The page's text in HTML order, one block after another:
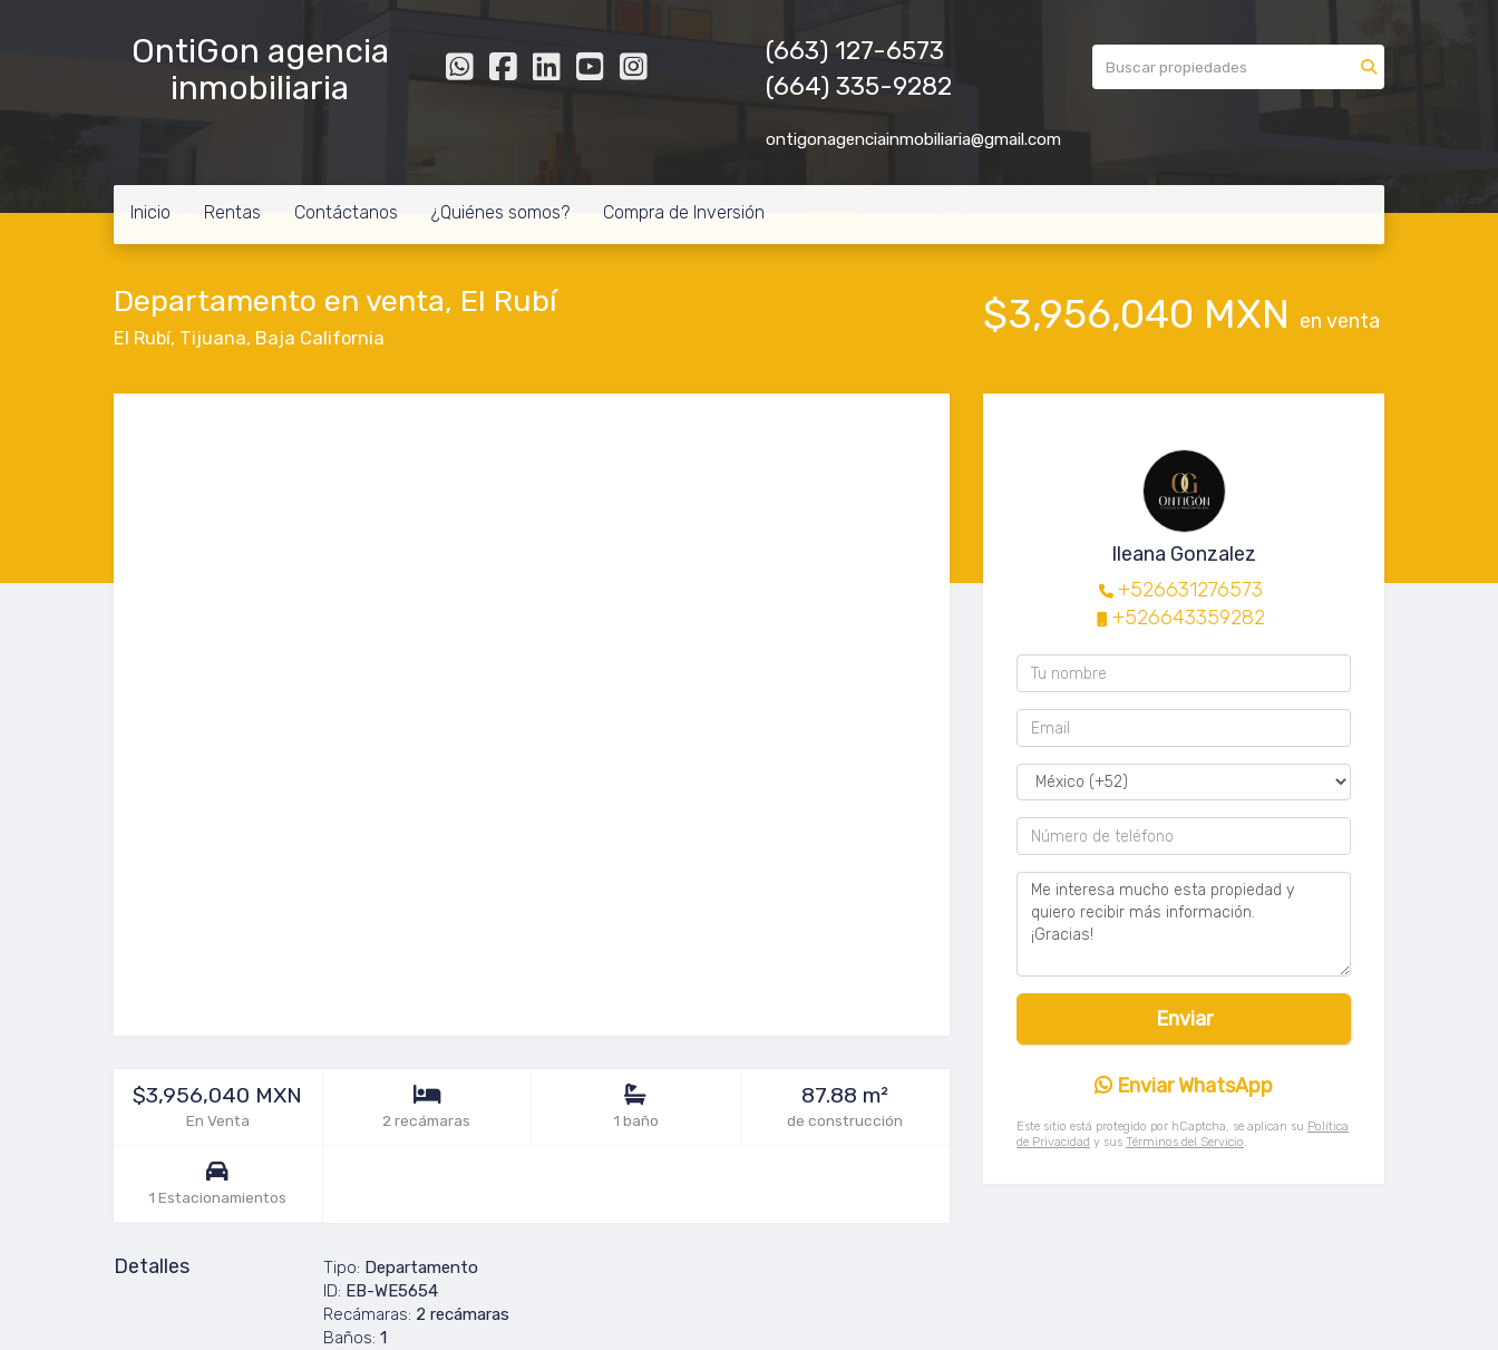
OntiGon agencia
inmobiliaria
(663) 127-6573
(664) 335-9282
ontigonagenciainmobiliaria@gmail.com
Inicio Rentas Contáctanos ¿Quiénes somos? Compra de Inversión
Departamento en venta, El Rubí
El Rubí, Tijuana, Baja California
$3,956,040 MXN en venta
$3,956,040 MXN
En Venta 2 recámaras 1 baño
87.88 m²
de construcción
1 Estacionamientos
Detalles Tipo: Departamento
ID: EB-WE5654
Recámaras: 2 recámaras
Baños: 1
Ileana Gonzalez
+526631276573
+526643359282
Enviar WhatsApp
Este sitio está protegido por hCaptcha, se aplican su Política
de Privacidad y sus Términos del Servicio